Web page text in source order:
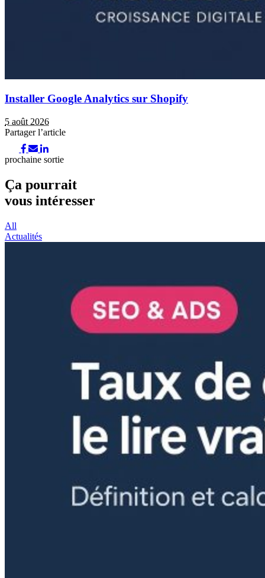
Installer Google Analytics sur Shopify
5 août 2026
Partager l’article
prochaine sortie
Ça pourrait
vous intéresser
All
Actualités